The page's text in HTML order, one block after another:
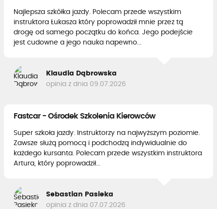
Najlepsza szkółka jazdy. Polecam przede wszystkim
instruktora Łukasza który poprowadził mnie przez tą
drogę od samego początku do końca. Jego podejście
jest cudowne a jego nauka napewno...
Klaudia Dąbrowska
opinia z dnia 09.07.2026
Fastcar - Ośrodek Szkolenia Kierowców
Super szkoła jazdy. Instruktorzy na najwyższym poziomie.
Zawsze służą pomocą i podchodzą indywidualnie do
każdego kursanta. Polecam przede wszystkim instruktora
Artura, który poprowadził...
Sebastian Pasieka
opinia z dnia 07.07.2026